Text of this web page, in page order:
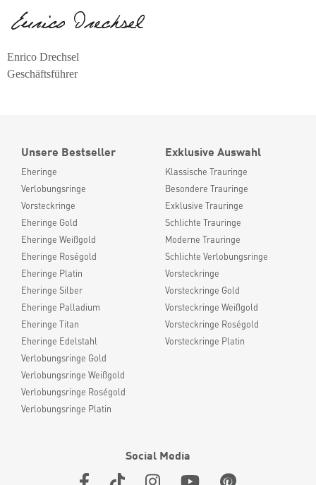
Enrico Drechsel
Geschäftsführer
Unsere Bestseller
Eheringe
Verlobungsringe
Vorsteckringe
Eheringe Gold
Eheringe Weißgold
Eheringe Roségold
Eheringe Platin
Eheringe Silber
Eheringe Palladium
Eheringe Titan
Eheringe Edelstahl
Verlobungsringe Gold
Verlobungsringe Weißgold
Verlobungsringe Roségold
Verlobungsringe Platin
Exklusive Auswahl
Klassische Trauringe
Besondere Trauringe
Exklusive Trauringe
Schlichte Trauringe
Moderne Trauringe
Schlichte Verlobungsringe
Vorsteckringe
Vorsteckringe Gold
Vorsteckringe Weißgold
Vorsteckringe Roségold
Vorsteckringe Platin
Social Media